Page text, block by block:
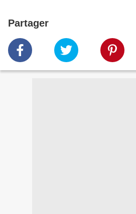
Partager